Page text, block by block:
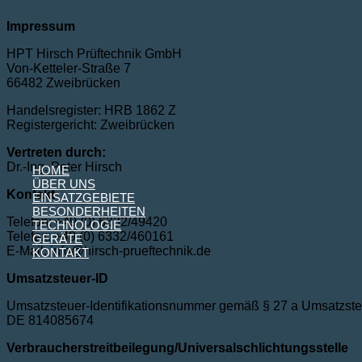
Inhalt
HOME
ÜBER UNS
EINSATZGEBIETE
BESONDERHEITEN
TECHNOLOGIE
GERÄTE
KONTAKT
Impressum
HPT Hirsch Prüftechnik GmbH
Von-Ketteler-Straße 7
66482 Zweibrücken
Handelsregister: HRB 1862 Z
Registergericht: Zweibrücken
Vertreten durch:
Dr.-Ing. Peter Hirsch
Kontakt
Telefon: +49 (0) 6332/49420
Telefax: +49 (0) 6332/460161
E-Mail: info@hirsch-prueftechnik.de
Umsatzsteuer-ID
Umsatzsteuer-Identifikationsnummer gemäß § 27 a
DE 814085674
Verbraucher­streit­beilegung/Universal­schlichtungs­stelle